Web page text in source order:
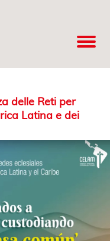
delle Reti per
Latina e dei